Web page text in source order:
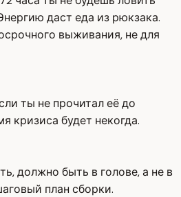
даст еда из рюкзака.
выживания, не для
ты не прочитал её до
кризиса будет некогда.
должно быть в голове, а не в
план сборки.